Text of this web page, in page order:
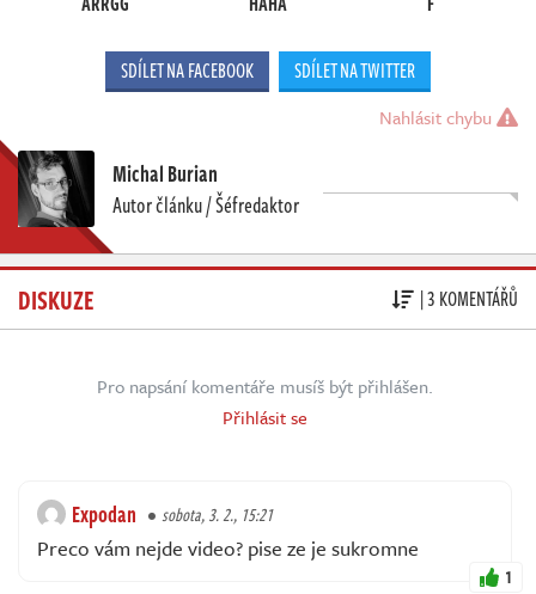
SDÍLET NA FACEBOOK SDÍLET NA TWITTER
Nahlásit chybu
Michal Burian
Autor článku / Šéfredaktor
DISKUZE | 3 KOMENTÁŘŮ
Pro napsání komentáře musíš být přihlášen.
Přihlásit se
Expodan sobota, 3. 2., 15:21
Preco vám nejde video? pise ze je sukromne
1